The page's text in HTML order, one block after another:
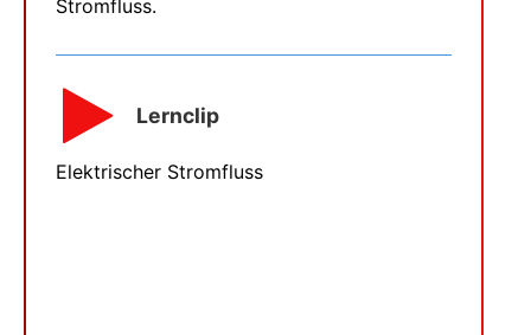
Stromfluss.
Lernclip
Elektrischer Stromfluss